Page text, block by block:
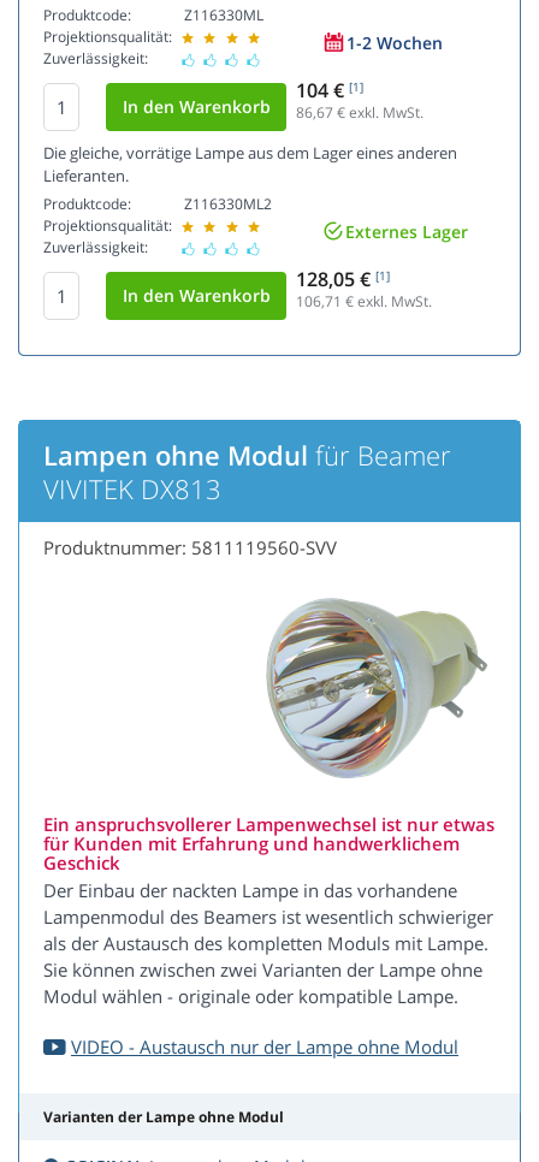
Produktcode:
Projektionsqualität:
Zuverlässigkeit:
Z116330ML
1-2 Wochen
104 € [1]
86,67 € exkl. MwSt.
Die gleiche, vorrätige Lampe aus dem Lager eines anderen
Lieferanten.
Produktcode:
Projektionsqualität:
Zuverlässigkeit:
Z116330ML2
Externes Lager
128,05 € [1]
106,71 € exkl. MwSt.
Lampen ohne Modul für Beamer
VIVITEK DX813
Produktnummer: 5811119560-SVV
Ein anspruchsvollerer Lampenwechsel ist nur etwas
für Kunden mit Erfahrung und handwerklichem
Geschick
Der Einbau der nackten Lampe in das vorhandene
Lampenmodul des Beamers ist wesentlich schwieriger
als der Austausch des kompletten Moduls mit Lampe.
Sie können zwischen zwei Varianten der Lampe ohne
Modul wählen - originale oder kompatible Lampe.
VIDEO - Austausch nur der Lampe ohne Modul
Varianten der Lampe ohne Modul